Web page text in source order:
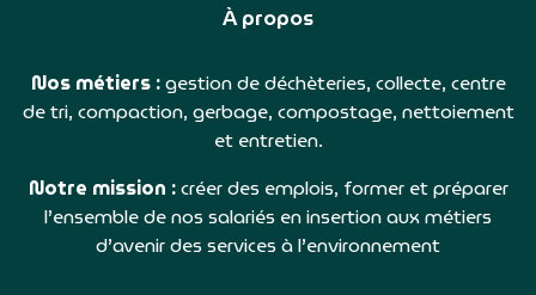
À propos
Nos métiers :gestion de déchèteries, collecte, centre
de tri, compaction, gerbage, compostage, nettoiement
et entretien.
Notre mission :créer des emplois, former et préparer
l’ensemble de nos salariés en insertion aux métiers
d’avenir des services à l’environnement